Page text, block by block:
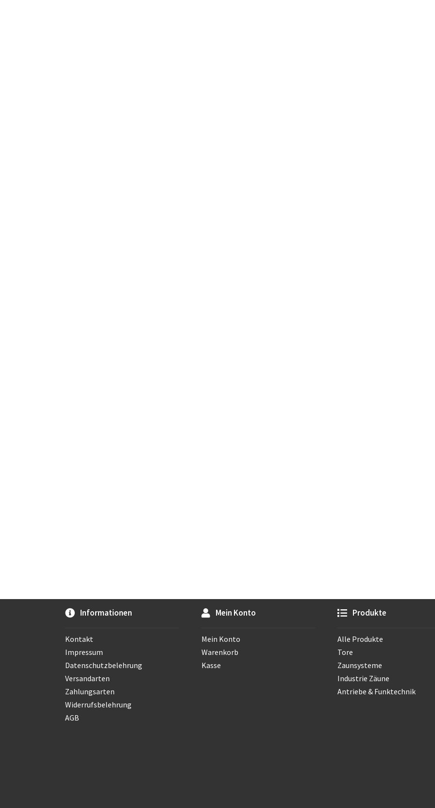
Informationen
Kontakt
Impressum
Datenschutzbelehrung
Versandarten
Zahlungsarten
Widerrufsbelehrung
AGB
Mein Konto
Mein Konto
Warenkorb
Kasse
Produkte
Alle Produkte
Tore
Zaunsysteme
Industrie Zäune
Antriebe & Funktechnik